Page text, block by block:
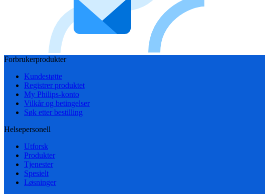
Forbrukerprodukter
Kundestøtte
Registrer produktet
My Philips-konto
Vilkår og betingelser
Søk etter bestilling
Helsepersonell
Utforsk
Produkter
Tjenester
Spesielt
Løsninger